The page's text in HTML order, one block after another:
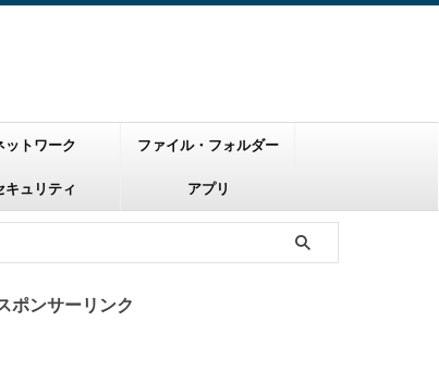
ットワーク ファイル・フォルダー
キュリティ アプリ
ポンサーリンク